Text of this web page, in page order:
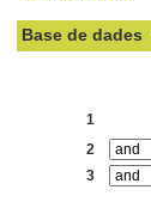
Base de dades
1
2
3